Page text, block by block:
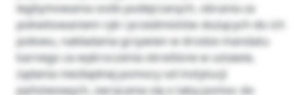
legitymowania osób podejrzanych, obrania za
pokwitowaniem ryb i przedmiotów służących do ich
połowu, nakładania grzywien w drodze mandatu
karnego za wykroczenia określone w ustawie,
żądania niezbędnej pomocy od instytucji
państwowych, zwracania się o taką pomoc do